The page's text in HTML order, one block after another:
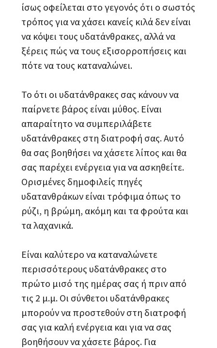
ίσως οφείλεται στο γεγονός ότι ο σωστός
τρόπος για να χάσει κανείς κιλά δεν είναι
να κόψει τους υδατάνθρακες, αλλά να
ξέρεις πώς να τους εξισορροπήσεις και
πότε να τους καταναλώνει.
Το ότι οι υδατάνθρακες σας κάνουν να
παίρνετε βάρος είναι μύθος. Είναι
απαραίτητο να συμπεριλάβετε
υδατάνθρακες στη διατροφή σας. Αυτό
θα σας βοηθήσει να χάσετε λίπος και θα
σας παρέχει ενέργεια για να ασκηθείτε.
Ορισμένες δημοφιλείς πηγές
υδατανθράκων είναι τρόφιμα όπως το
ρύζι, η βρώμη, ακόμη και τα φρούτα και
τα λαχανικά.
Είναι καλύτερο να καταναλώνετε
περισσότερους υδατάνθρακες στο
πρώτο μισό της ημέρας σας ή πριν από
τις 2 μ.μ. Οι σύνθετοι υδατάνθρακες
μπορούν να προστεθούν στη διατροφή
σας για καλή ενέργεια και για να σας
βοηθήσουν να χάσετε βάρος. Για